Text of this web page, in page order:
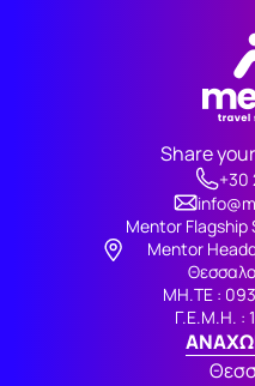
Share
+30
Mentor
Μentor
ΜΗ.ΤΕ :
Γ.Ε.Μ.Η. :